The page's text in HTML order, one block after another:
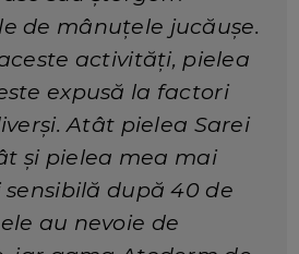
de mânuțele jucăușe.
activități, pielea
expusă la factori
Atât pielea Sarei
și pielea mea mai
sensibilă după 40 de
au nevoie de